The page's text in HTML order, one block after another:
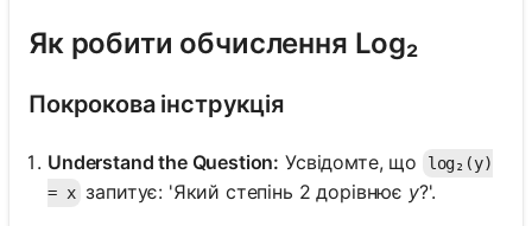
Як робити обчислення Log₂
Покрокова інструкція
Understand the Question: Усвідомте, що
log₂(y)
= x запитує: 'Який степінь 2 дорівнює y?'.